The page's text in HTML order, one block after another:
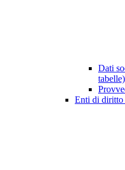
Dati
tabelle)
Enti di diritto